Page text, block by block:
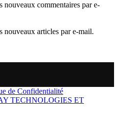
nouveaux commentaires par e-
nouveaux articles par e-mail.
de Confidentialité
TECHNOLOGIES ET